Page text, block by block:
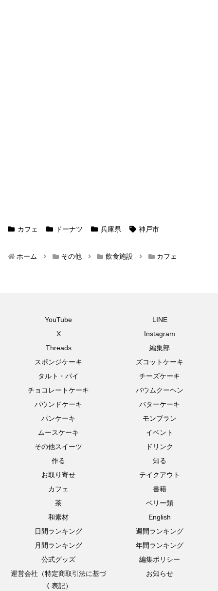
カフェ ドーナツ 兵庫県 神戸市
ホーム その他 飲食施設 カフェ
YouTube
LINE
X
Instagram
Threads
編集部
スポンジケーキ
ズコットケーキ
タルト・パイ
チーズケーキ
チョコレートケーキ
バウムクーヘン
パウンドケーキ
バターケーキ
パンケーキ
モンブラン
ムースケーキ
イベント
その他スイーツ
ドリンク
作る
知る
お取り寄せ
テイクアウト
カフェ
書籍
茶
ベリー類
和素材
English
日間ランキング
週間ランキング
月間ランキング
年間ランキング
公式グッズ
編集ポリシー
運営会社（特定商取引法に基づ
く表記）
お知らせ